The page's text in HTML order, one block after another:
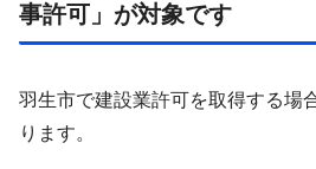
事許可」が対象です
羽生市で建設業許可を取得する場
ります。